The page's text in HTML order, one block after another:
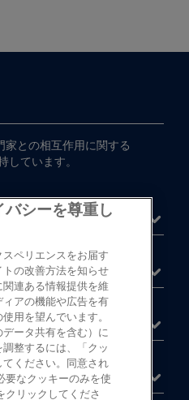
との​相互作用に​関する​
しています。
バシーを尊重し
ペリエンスをお届す
の改善方法を知らせ
連ある情報提供を維
アの機能や広告を有
用を望んでいます。
ータ共有を含む）に
整するには、「クッ
ください。同意され
要なクッキーのみを使
クリックしてくださ